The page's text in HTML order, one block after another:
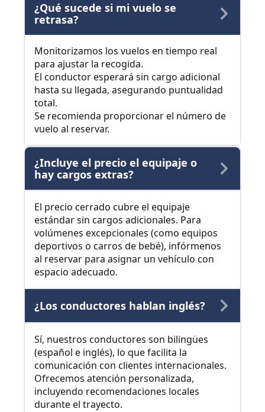
¿Qué sucede si mi vuelo se
retrasa?
Monitorizamos los vuelos en tiempo real
para ajustar la recogida.
El conductor esperará sin cargo adicional
hasta su llegada, asegurando puntualidad
total.
Se recomienda proporcionar el número de
vuelo al reservar.
¿Incluye el precio el equipaje o
hay cargos extras?
El precio cerrado cubre el equipaje
estándar sin cargos adicionales. Para
volúmenes excepcionales (como equipos
deportivos o carros de bebé), infórmenos
al reservar para asignar un vehículo con
espacio adecuado.
¿Los conductores hablan inglés?
Sí, nuestros conductores son bilingües
(español e inglés), lo que facilita la
comunicación con clientes internacionales.
Ofrecemos atención personalizada,
incluyendo recomendaciones locales
durante el trayecto.